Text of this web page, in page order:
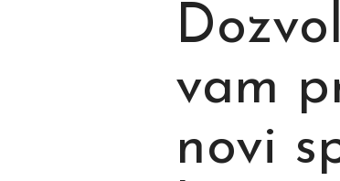
vam
novi